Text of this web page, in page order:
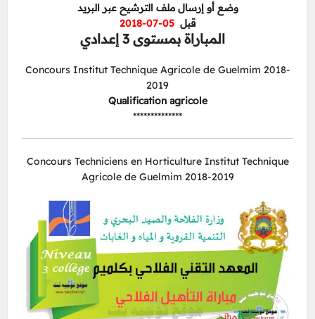
وضع أو إرسال ملف الترشيح عبر البريد
قبل05-07-2018
المباراة بمستوى 3 إعدادي
Concours Institut Technique Agricole de Guelmim 2018-
2019
Qualification agricole
**************
Concours Techniciens en Horticulture Institut Technique
Agricole de Guelmim 2018-2019